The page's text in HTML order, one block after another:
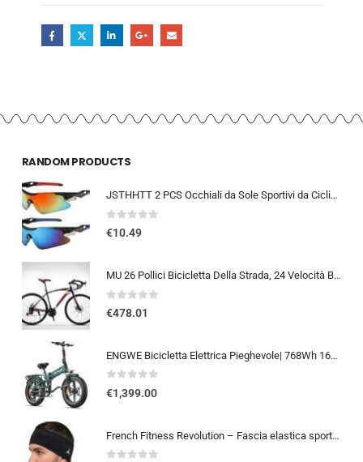
RANDOM PRODUCTS
JSTHHTT 2 PCS Occhiali da Sole Sportivi da Ciclismo,Occhiali da bicicletta antivento,occhiali da ciclismo per uomini donne,pr
0out of 5
€10.49
MU 26 Pollici Bicicletta Della Strada, 24 Velocità Bici, Doppio Freno a Disco, Acciaio Al Carbonio Telaio, Strada Di Corsa…
0out of 5
€478.01
ENGWE Bicicletta Elettrica Pieghevole| 768Wh 16AH Durata 110KM| 20″×4.0″ Fat Tire|Sensore di Coppia| Sospensione Completa| 8 Velocità| ENGINE Pro 2.0
0out of 5
€1,399.00
French Fitness Revolution – Fascia elastica sportiva per uomini e donne – corsa, ciclismo, basket, yoga, fitness – fascia per